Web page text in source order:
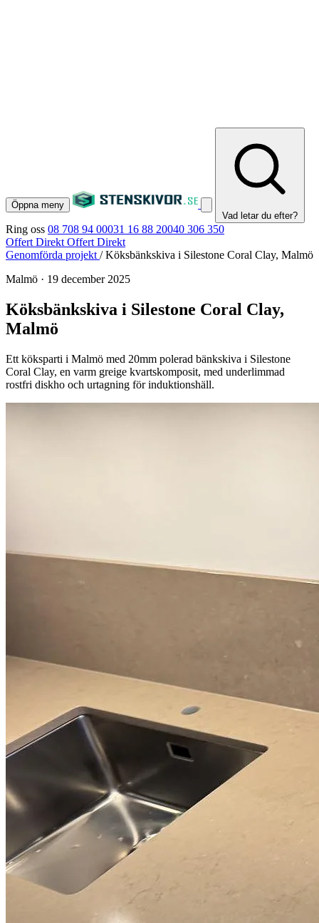
Öppna meny
Vad letar du efter?
Ring oss 08 708 94 00031 16 88 20040 306 350
Offert Direkt Offert Direkt
Genomförda projekt / Köksbänkskiva i Silestone Coral Clay, Malmö
Malmö · 19 december 2025
Köksbänkskiva i Silestone Coral Clay,
Malmö
Ett köksparti i Malmö med 20mm polerad bänkskiva i Silestone
Coral Clay, en varm greige kvartskomposit, med underlimmad
rostfri diskho och urtagning för induktionshäll.